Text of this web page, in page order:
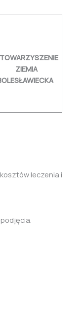
ZIEMIA
leczenia i